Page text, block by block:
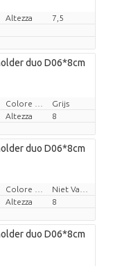
Altezza
7,5
duo D06*8cm
Grijs
Altezza 8
duo D06*8cm
Altezza 8
duo D06*8cm